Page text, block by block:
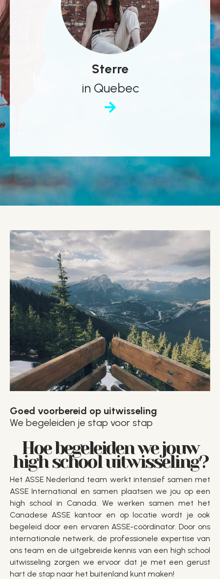
Sterre
in Quebec
Goed voorbereid op uitwisseling
We begeleiden je stap voor stap
Hoe begeleiden we jouw
high school uitwisseling?
Het ASSE Nederland team werkt intensief samen met
ASSE International en samen plaatsen we jou op een
high school in Canada. We werken samen met het
Canadese ASSE kantoor en op locatie wordt je ook
begeleid door een ervaren ASSE-coördinator. Door ons
internationale netwerk, de professionele expertise van
ons team en de uitgebreide kennis van een high school
uitwisseling zorgen we ervoor dat je met een gerust
hart de stap naar het buitenland kunt maken!